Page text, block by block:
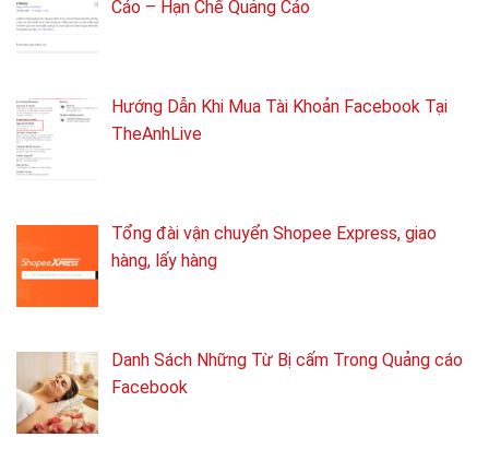
Cáo – Hạn Chế Quảng Cáo
Hướng Dẫn Khi Mua Tài Khoản Facebook Tại
TheAnhLive
Tổng ​đài vận chuyển Shopee Express, giao
hàng, lấy hàng
Danh Sách Những Từ Bị cấm Trong Quảng cáo
Facebook